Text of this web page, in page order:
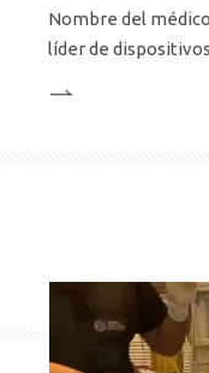
Nombre del
líder de